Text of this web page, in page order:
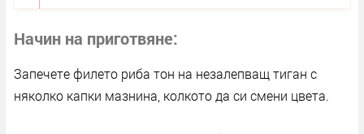
Начин на приготвяне
Запечете филето риба тон на незалепващ тиган с
няколко капки мазнина, колкото да си смени цвета.